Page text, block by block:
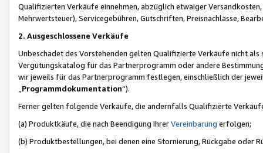
Qualifizierten Verkäufe einnehmen, abzüglich etwaiger
Mehrwertsteuer), Servicegebühren, Gutschriften, Preisnachlässe,
2. Ausgeschlossene Verkäufe
Unbeschadet des Vorstehenden gelten Qualifizierte Verkäufe nicht
Vergütungskatalog für das Partnerprogramm oder andere
wir jeweils für das Partnerprogramm festlegen, einschließlich der
Programmdokumentation“).
Ferner gelten folgende Verkäufe, die andernfalls Qualifizierte
(a) Produktkäufe, die nach Beendigung IhrerVereinbarung erfolgen;
(b) Produktbestellungen, bei denen eine Stornierung, Rückgabe oder